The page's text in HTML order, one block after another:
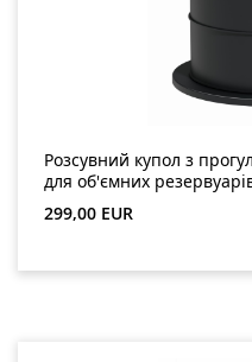
Розсувний купол з
для об'ємних
резервуарів (GreenLife)
Звичайна ціна:
299,00 EUR